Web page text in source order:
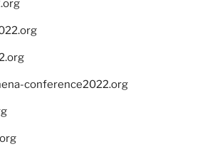
conference2022.org